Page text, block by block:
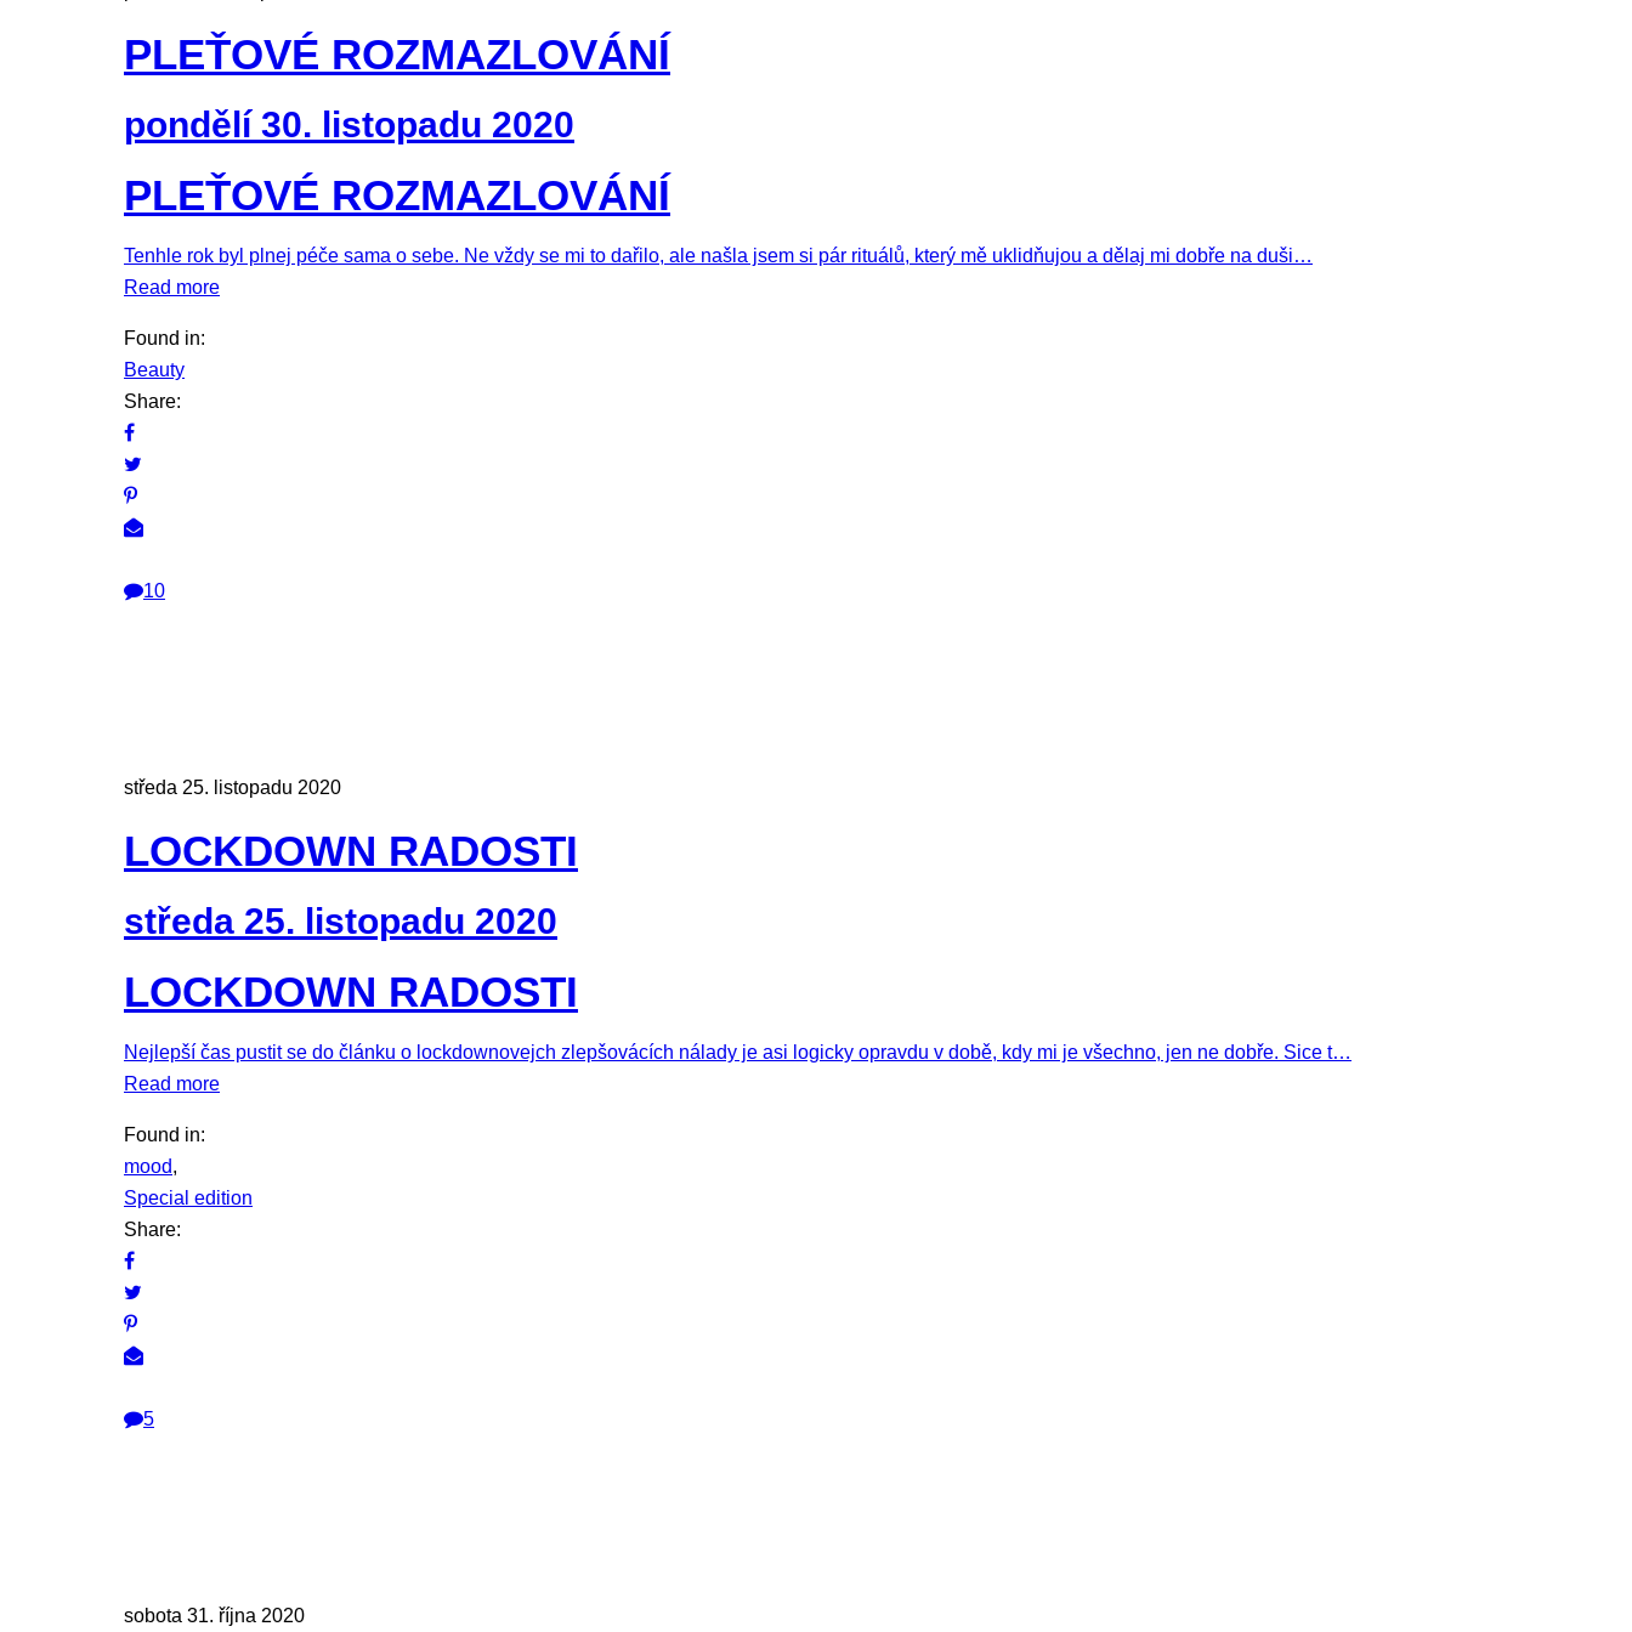
PLEŤOVÉ ROZMAZLOVÁNÍ
pondělí 30. listopadu 2020
PLEŤOVÉ ROZMAZLOVÁNÍ
Tenhle rok byl plnej péče sama o sebe. Ne vždy se mi to dařilo, ale našla jsem si pár rituálů, který mě uklidňujou a dělaj mi dobře na duši…
Read more
Found in:
Beauty
Share:
10
středa 25. listopadu 2020
LOCKDOWN RADOSTI
středa 25. listopadu 2020
LOCKDOWN RADOSTI
Nejlepší čas pustit se do článku o lockdownovejch zlepšovácích nálady je asi logicky opravdu v době, kdy mi je všechno, jen ne dobře. Sice t…
Read more
Found in:
mood,
Special edition
Share:
5
sobota 31. října 2020